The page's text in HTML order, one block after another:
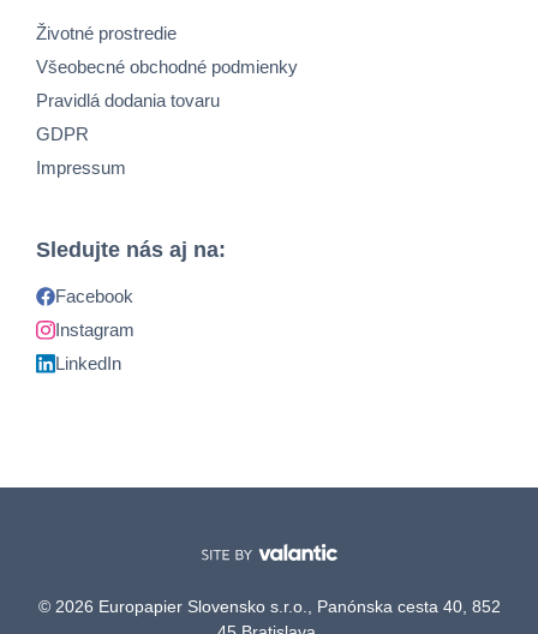
Životné prostredie
Všeobecné obchodné podmienky
Pravidlá dodania tovaru
GDPR
Impressum
Sledujte nás aj na:
Facebook
Instagram
LinkedIn
© 2026 Europapier Slovensko s.r.o., Panónska cesta 40, 852